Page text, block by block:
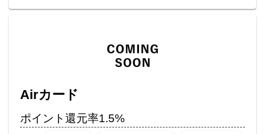
Airカード
ポイント還元率1.5%